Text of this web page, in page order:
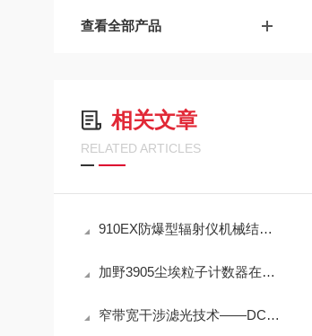
查看全部产品
相关文章
RELATED ARTICLES
910EX防爆型辐射仪机械结构与环境适应性技术
加野3905尘埃粒子计数器在洁净室监测中的实用技术解析
窄带宽干涉滤光技术——DC1500-UDV高精度脱模剂浓度检测的光学核心